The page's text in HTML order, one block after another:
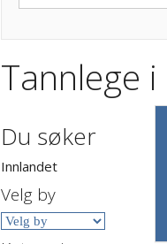
Tannlege
Du søker
Innlandet
Velg by